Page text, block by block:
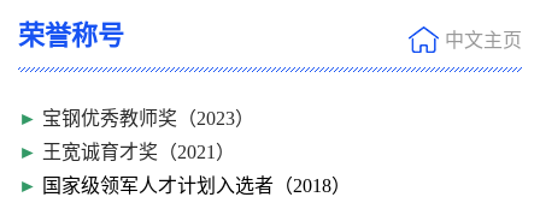
荣誉称号 中文主页
► 宝钢优秀教师奖（2023）
► 王宽诚育才奖（2021）
► 国家级领军人才计划入选者 （2018）